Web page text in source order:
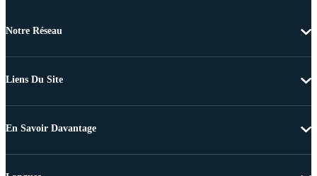
Notre Réseau
Liens Du Site
En Savoir Davantage